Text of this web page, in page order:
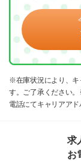
※在庫状況により、キ
す。ご了承ください
電話にてキャリアア
求
お